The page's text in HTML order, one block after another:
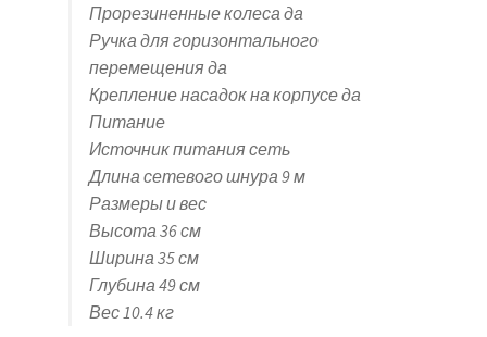
Прорезиненные колеса да
Ручка для горизонтального
перемещения да
Крепление насадок на корпусе да
Питание
Источник питания сеть
Длина сетевого шнура 9 м
Размеры и вес
Высота 36 см
Ширина 35 см
Глубина 49 см
Вес 10.4 кг